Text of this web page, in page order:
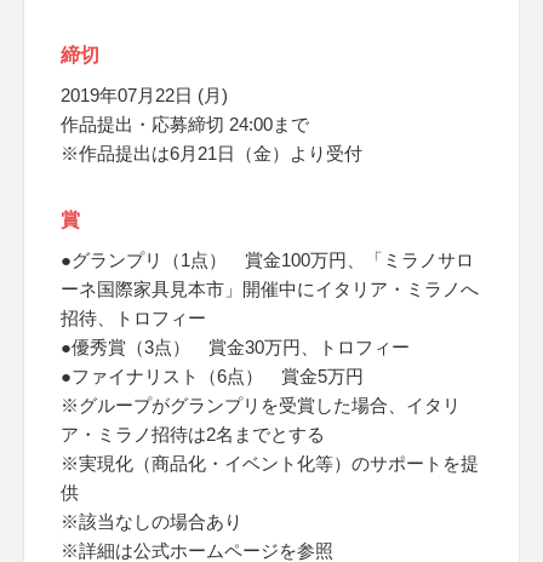
締切
2019年07月22日 (月)
作品提出・応募締切 24:00まで
※作品提出は6月21日（金）より受付
賞
●グランプリ（1点） 賞金100万円、「ミラノサロ
ーネ国際家具見本市」開催中にイタリア・ミラノへ
招待、トロフィー
●優秀賞（3点） 賞金30万円、トロフィー
●ファイナリスト（6点） 賞金5万円
※グループがグランプリを受賞した場合、イタリ
ア・ミラノ招待は2名までとする
※実現化（商品化・イベント化等）のサポートを提
供
※該当なしの場合あり
※詳細は公式ホームページを参照